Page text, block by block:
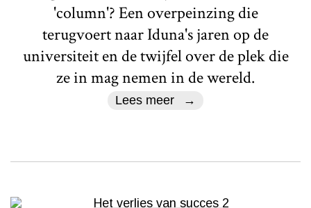
'column'? Een overpeinzing die
terugvoert naar Iduna's jaren op de
universiteit en de twijfel over de plek die
ze in mag nemen in de wereld.
Lees meer